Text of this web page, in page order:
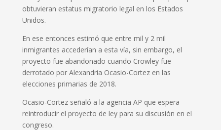
obtuvieran estatus migratorio legal en los Estados
Unidos.
En ese entonces estimó que entre mil y 2 mil
inmigrantes accederían a esta vía, sin embargo, el
proyecto fue abandonado cuando Crowley fue
derrotado por Alexandria Ocasio-Cortez en las
elecciones primarias de 2018.
Ocasio-Cortez señaló a la agencia AP que espera
reintroducir el proyecto de ley para su discusión en el
congreso.